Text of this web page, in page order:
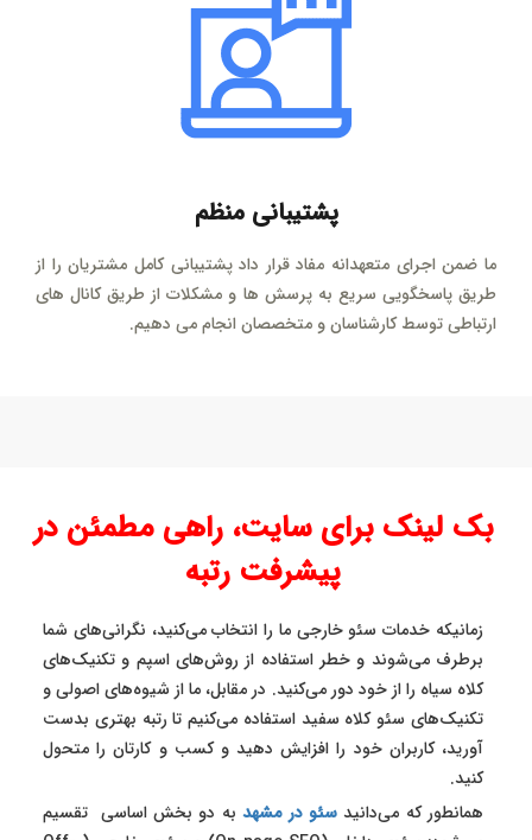
پشتیبانی منظم
ما ضمن اجرای متعهدانه مفاد قرار داد پشتیبانی کامل مشتریان را از
طریق پاسخگویی سریع به پرسش ها و مشکلات از طریق کانال های
ارتباطی توسط کارشناسان و متخصصان انجام می دهیم.
بک لینک برای سایت، راهی مطمئن در
پیشرفت رتبه
زمانیکه خدمات سئو خارجی ما را انتخاب می‌کنید، نگرانی‌های شما
برطرف می‌شوند و خطر استفاده از روش‌های اسپم و تکنیک‌های
کلاه سیاه را از خود دور می‌کنید. در مقابل، ما از شیوه‌های اصولی و
تکنیک‌های سئو کلاه سفید استفاده می‌کنیم تا رتبه بهتری بدست
آورید، کاربران خود را افزایش دهید و کسب و کارتان را متحول
کنید.
همانطور که می‌دانیدسئو در مشهدبه دو بخش اساسی تقسیم